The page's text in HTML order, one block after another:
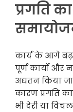
प्रगति
कार्य के आगे
पूर्ण कार्यों और
अद्यतन किया
कारण प्रगति
भी देरी या